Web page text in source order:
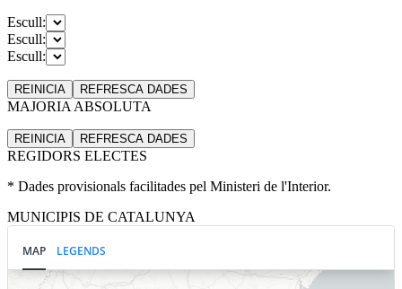
Escull:
Escull:
Escull:
REINICIA REFRESCA DADES
MAJORIA ABSOLUTA
REINICIA REFRESCA DADES
REGIDORS ELECTES
* Dades provisionals facilitades pel Ministeri de l'Interior.
MUNICIPIS DE CATALUNYA